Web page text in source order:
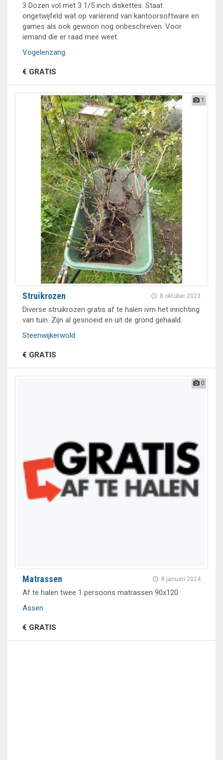
3 Dozen vol met 3 1/5 inch diskettes. Staat
ongetwijfeld wat op variërend van kantoorsoftware en
games als ook gewoon nog onbeschreven. Voor
iemand die er raad mee weet.
Vogelenzang
€ GRATIS
1
8 oktober 2023
Struikrozen
Diverse struikrozen gratis af te halen ivm het inrichting
van tuin. Zijn al gesnoeid en uit de grond gehaald.
Steenwijkerwold
€ GRATIS
0
8 januari 2024
Matrassen
Af te halen twee 1 persoons matrassen 90x120
Assen
€ GRATIS